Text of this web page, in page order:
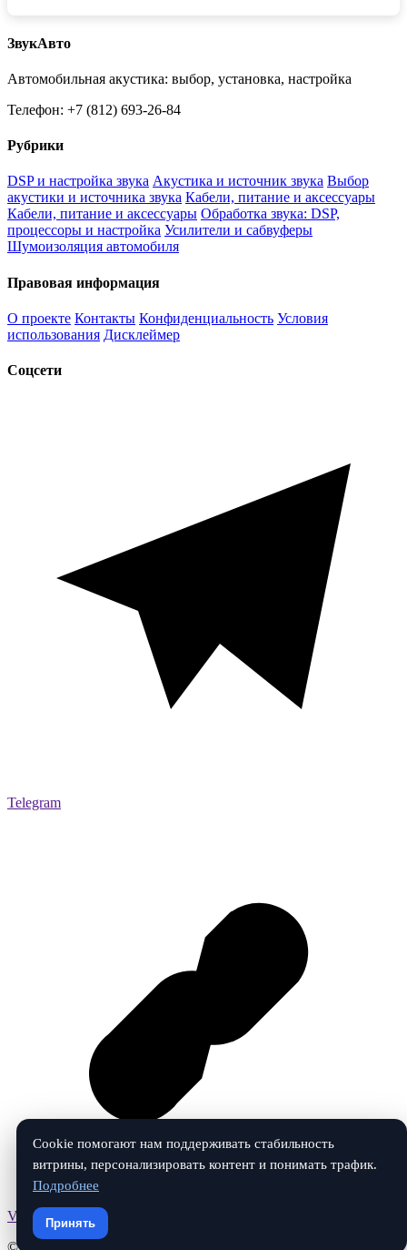
ЗвукАвто
Автомобильная акустика: выбор, установка, настройка
Телефон: +7 (812) 693-26-84
Рубрики
DSP и настройка звука Акустика и источник звука Выбор
акустики и источника звука Кабели, питание и аксессуары
Кабели, питание и аксессуары Обработка звука: DSP,
процессоры и настройка Усилители и сабвуферы
Шумоизоляция автомобиля
Правовая информация
О проекте Контакты Конфиденциальность Условия
использования Дисклеймер
Соцсети
Telegram
Vk
Cookie помогают нам поддерживать стабильность
витрины, персонализировать контент и понимать трафик.
Подробнее
Принять